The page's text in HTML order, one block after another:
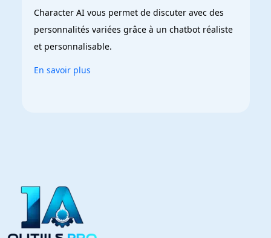
Character AI vous permet de discuter avec des
personnalités variées grâce à un chatbot réaliste
et personnalisable.
En savoir plus